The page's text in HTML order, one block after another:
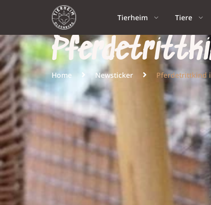
Tierheim Tiere
Home Newsticker Pferdetrittkind